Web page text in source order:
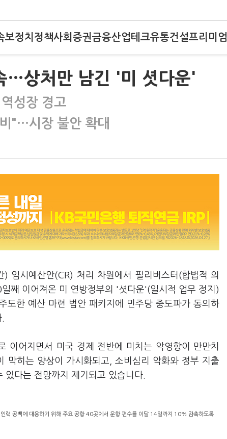
보정치 정책사회 증권금융산업테크유통건설프리미엄
…상처만 남긴 '미 셧다운'
성장 경고
"…시장 불안 확대
임시예산안(CR) 처리 차원에서 필리버스터(합법적 의
째 이어져온 미 연방정부의 '셧다운'(일시적 업무 정지)
도한 예산 마련 법안 패키지에 민주당 중도파가 동의하
이어지면서 미국 경제 전반에 미치는 악영향이 만만치
막히는 양상이 가시화되고, 소비심리 악화와 정부 지출
다는 전망까지 제기되고 있습니다.
력 공백에 대응하기 위해 주요 공항 40곳에서 운항 편수를 이달 14일까지 10% 감축하도록